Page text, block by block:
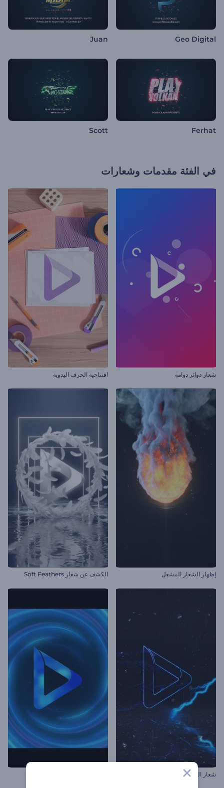
Geo Digital
Juan
Ferhat
Scott
في الفئة مقدمات وشعارات
شعار دوائر دوامة افتتاحية الحرف اليدوية
إظهار الشعار المشعل الكشف عن شعار Soft Feathers
شعار العاصفة الرعدية الملهم